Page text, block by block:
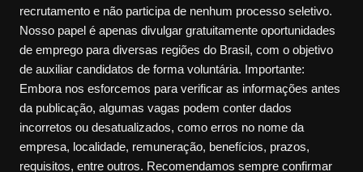
recrutamento e não participa de nenhum processo seletivo.
Nosso papel é apenas divulgar gratuitamente oportunidades
de emprego para diversas regiões do Brasil, com o objetivo
de auxiliar candidatos de forma voluntária. Importante:
Embora nos esforcemos para verificar as informações antes
da publicação, algumas vagas podem conter dados
incorretos ou desatualizados, como erros no nome da
empresa, localidade, remuneração, benefícios, prazos,
requisitos, entre outros. Recomendamos sempre confirmar